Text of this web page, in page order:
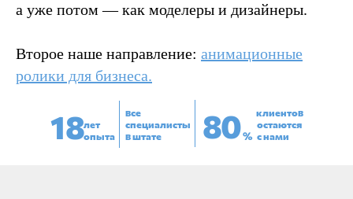
а уже потом — как моделеры и дизайнеры.
Второе наше направление: анимационные
ролики для бизнеса.
18лет
опыта
специалисты
в штате
все 0
8 %
клиентов
остаются
с нами